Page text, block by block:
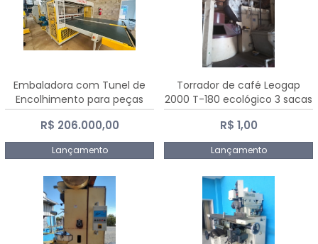
Embaladora com Tunel de
Encolhimento para peças
grandes portas janelas -
Dalmak
R$ 206.000,00
Lançamento
Torrador de café Leogap
2000 T-180 ecológico 3 sacas
de carga 540 kg/h
R$ 1,00
Lançamento